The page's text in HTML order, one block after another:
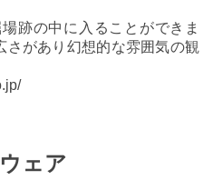
跡の中に入ることができま
さがあり幻想的な雰囲気の観
ェア